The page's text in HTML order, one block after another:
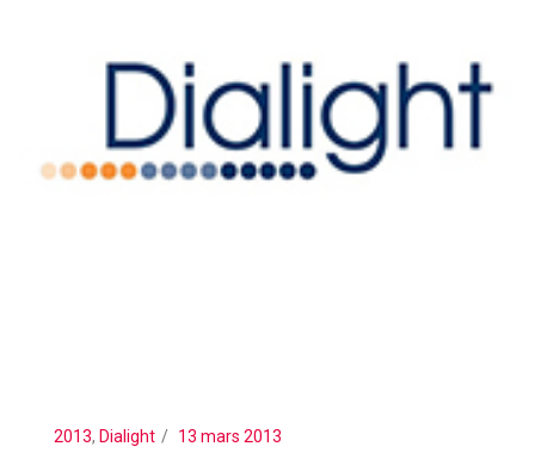
2013, Dialight 13 mars 2013